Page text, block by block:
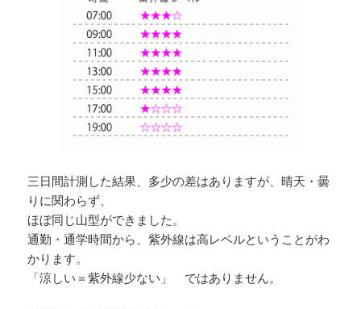
三日間計測した結果、多少の差はありますが、晴天・曇
りに関わらず、
ほぼ同じ山型ができました。
通勤・通学時間から、紫外線は高レベルということがわ
かります。
「涼しい＝紫外線少ない」 ではありません。